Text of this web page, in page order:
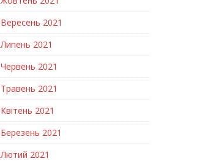
Вересень 2021
Липень 2021
Червень 2021
Травень 2021
Квітень 2021
Березень 2021
Лютий 2021